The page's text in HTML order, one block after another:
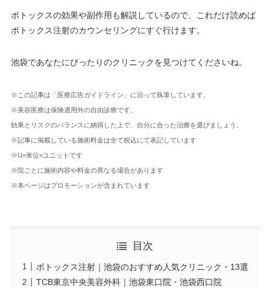
ボトックスの効果や副作用も解説しているので、これだけ読めば
ボトックス注射のカウンセリングにすぐ行けます。
池袋であなたにぴったりのクリニックを見つけてくださいね。
※この記事は「医療広告ガイドライン」に沿って執筆しています。
※美容医療は保険適用外の自由診療です。
効果とリスクのバランスに納得した上で、自分に合った治療を選びましょう。
※記事に掲載している施術料金は全て税込にて表記しています
※U=単位=ユニットです
※院ごとに施術内容や料金の異なる場合があります
※本ページはプロモーションが含まれています
目次
ボトックス注射｜池袋のおすすめ人気クリニック・13選
TCB東京中央美容外科｜池袋東口院・池袋西口院